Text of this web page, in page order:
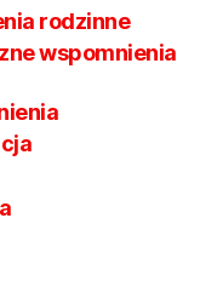
rodzinne
wspomnienia